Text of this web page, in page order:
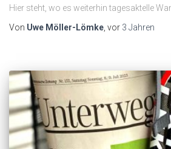
Hier steht, wo es weiterhin tagesaktelle
Von Uwe Möller-Lömke , vor 3 Jahren